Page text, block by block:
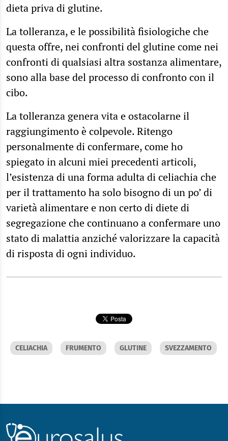
dieta priva di glutine.
La tolleranza, e le possibilità fisiologiche che
questa offre, nei confronti del glutine come nei
confronti di qualsiasi altra sostanza alimentare,
sono alla base del processo di confronto con il
cibo.
La tolleranza genera vita e ostacolarne il
raggiungimento è colpevole. Ritengo
personalmente di confermare, come ho
spiegato in alcuni miei precedenti articoli,
l’esistenza di una forma adulta di celiachia che
per il trattamento ha solo bisogno di un po’ di
varietà alimentare e non certo di diete di
segregazione che continuano a confermare uno
stato di malattia anziché valorizzare la capacità
di risposta di ogni individuo.
CELIACHIA FRUMENTO GLUTINE SVEZZAMENTO